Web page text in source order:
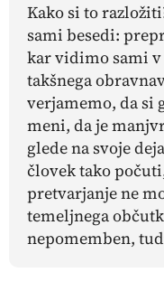
Kako si to
sami besedi:
kar vidimo sami v
takšnega
verjamemo, da si
meni, da je
glede na svoje
človek tako
pretvarjanje ne
temeljnega
nepomemben,